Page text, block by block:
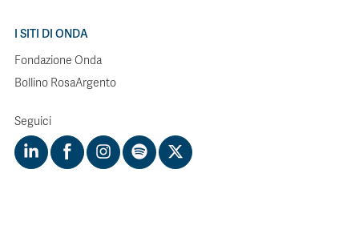
I SITI DI ONDA
Fondazione Onda
Bollino RosaArgento
Seguici